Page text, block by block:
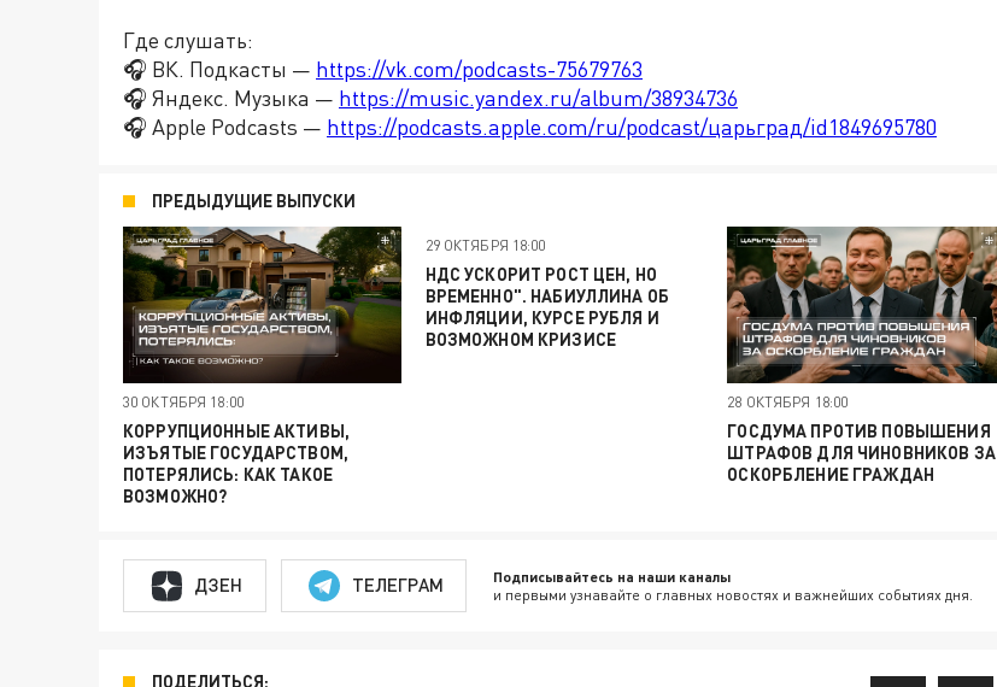
Где слушать:
🎧 ВК. Подкасты — https://vk.com/podcasts-75679763
🎧 Яндекс. Музыка — https://music.yandex.ru/album/38934736
🎧 Apple Podcasts — https://podcasts.apple.com/ru/podcast/царьград/id1849695780
ПРЕДЫДУЩИЕ ВЫПУСКИ
30 ОКТЯБРЯ 18:00
КОРРУПЦИОННЫЕ АКТИВЫ,
ИЗЪЯТЫЕ ГОСУДАРСТВОМ,
ПОТЕРЯЛИСЬ: КАК ТАКОЕ
ВОЗМОЖНО?
29 ОКТЯБРЯ 18:00
НДС УСКОРИТ РОСТ ЦЕН, НО
ВРЕМЕННО". НАБИУЛЛИНА ОБ
ИНФЛЯЦИИ, КУРСЕ РУБЛЯ И
ВОЗМОЖНОМ КРИЗИСЕ
28 ОКТЯБРЯ 18:00
ГОСДУМА ПРОТИВ ПОВЫШЕНИЯ
ШТРАФОВ ДЛЯ ЧИНОВНИКОВ ЗА
ОСКОРБЛЕНИЕ ГРАЖДАН
ДЗЕН ТЕЛЕГРАМ Подписывайтесь на наши каналы
и первыми узнавайте о главных новостях и важнейших событиях дня.
ПОДЕЛИТЬСЯ: